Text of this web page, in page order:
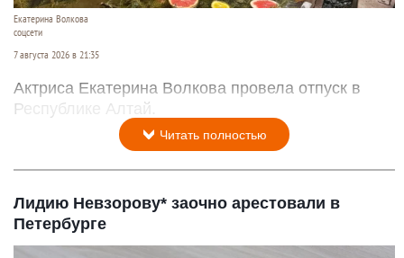
Екатерина Волкова
соцсети
7 августа 2026 в 21:35
Актриса Екатерина Волкова провела отпуск в
Республике Алтай.
Читать полностью
Лидию Невзорову* заочно арестовали в
Петербурге